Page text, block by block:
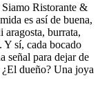
Siamo Ristorante &
es así de buena,
aragosta, burrata,
Y sí, cada bocado
señal para dejar de
dueño? Una joya